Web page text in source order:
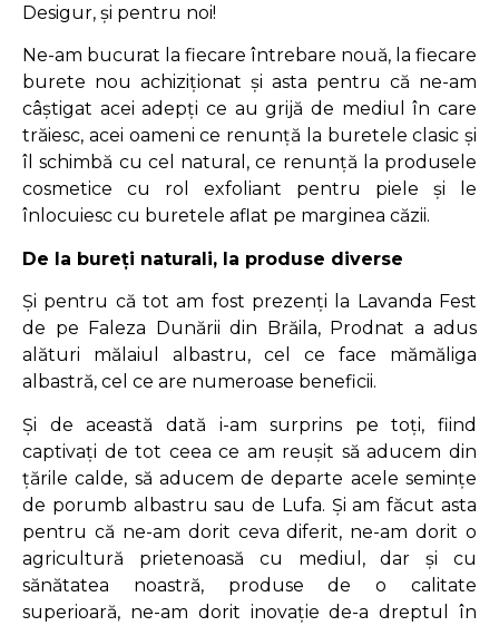
Desigur, și pentru noi!
Ne-am bucurat la fiecare întrebare nouă, la fiecare
burete nou achiziționat și asta pentru că ne-am
câștigat acei adepți ce au grijă de mediul în care
trăiesc, acei oameni ce renunță la buretele clasic și
îl schimbă cu cel natural, ce renunță la produsele
cosmetice cu rol exfoliant pentru piele și le
înlocuiesc cu buretele aflat pe marginea căzii.
De la bureți naturali, la produse diverse
Și pentru că tot am fost prezenți la Lavanda Fest
de pe Faleza Dunării din Brăila, Prodnat a adus
alături mălaiul albastru, cel ce face mămăliga
albastră, cel ce are numeroase beneficii.
Și de această dată i-am surprins pe toți, fiind
captivați de tot ceea ce am reușit să aducem din
țările calde, să aducem de departe acele semințe
de porumb albastru sau de Lufa. Și am făcut asta
pentru că ne-am dorit ceva diferit, ne-am dorit o
agricultură prietenoasă cu mediul, dar și cu
sănătatea noastră, produse de o calitate
superioară, ne-am dorit inovație de-a dreptul în